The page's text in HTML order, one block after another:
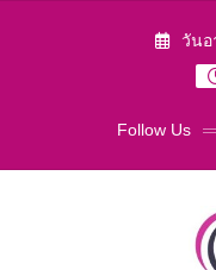
วันอ
Follow Us